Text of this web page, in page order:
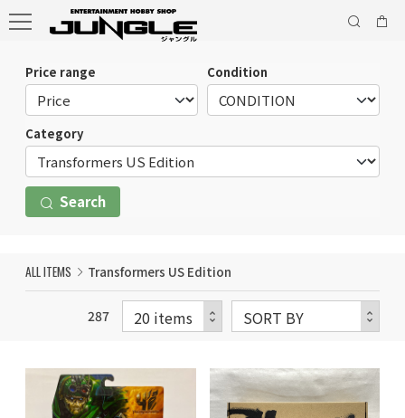
Price range Condition
Category
Search
ALL ITEMS Transformers US Edition
287